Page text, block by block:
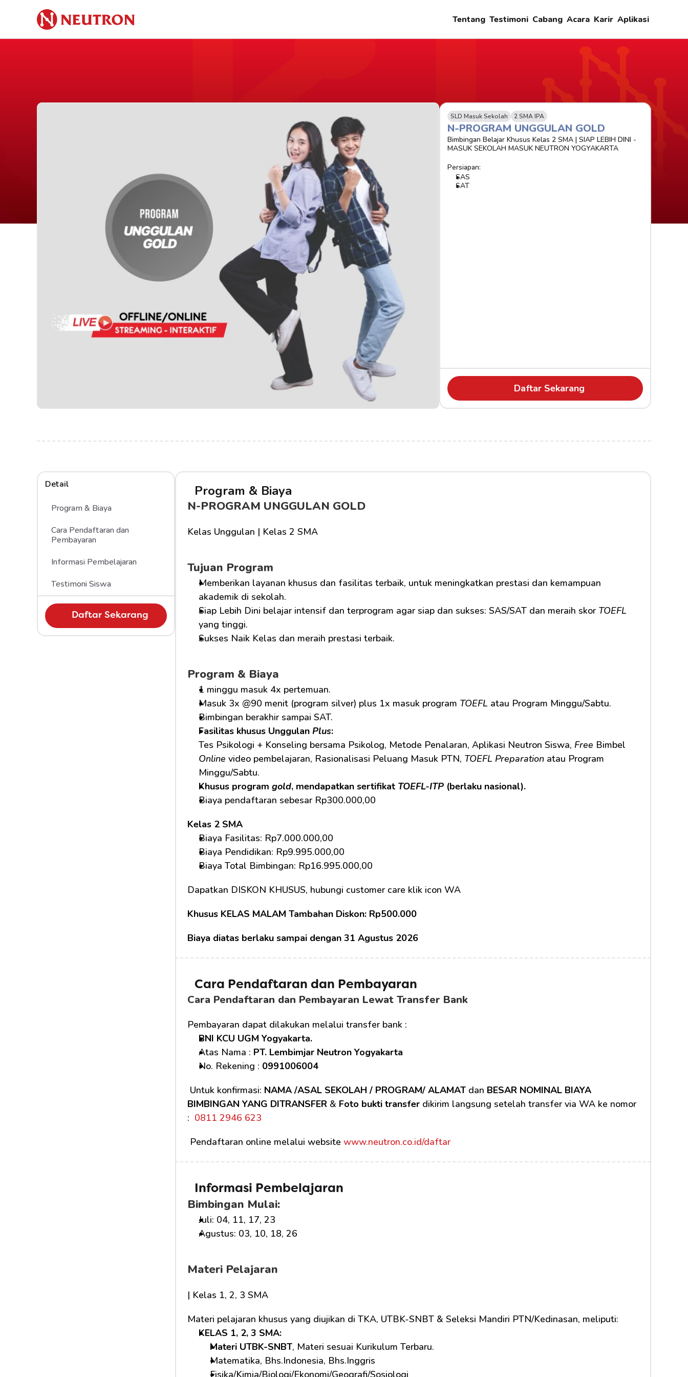
Tentang Testimoni Cabang Acara Karir Aplikasi
SLD Masuk Sekolah 2 SMA IPA
N-PROGRAM UNGGULAN GOLD
Bimbingan Belajar Khusus Kelas 2 SMA | SIAP LEBIH DINI -
MASUK SEKOLAH MASUK NEUTRON YOGYAKARTA
Persiapan:
SAS
SAT
Daftar Sekarang
Detail
Program & Biaya
Cara Pendaftaran dan
Pembayaran
Informasi Pembelajaran
Testimoni Siswa
Daftar Sekarang
Program & Biaya
N-PROGRAM UNGGULAN GOLD
Kelas Unggulan | Kelas 2 SMA
Tujuan Program
Memberikan layanan khusus dan fasilitas terbaik, untuk meningkatkan prestasi dan kemampuan
akademik di sekolah.
Siap Lebih Dini belajar intensif dan terprogram agar siap dan sukses: SAS/SAT dan meraih skor TOEFL
yang tinggi.
Sukses Naik Kelas dan meraih prestasi terbaik.
Program & Biaya
1 minggu masuk 4x pertemuan.
Masuk 3x @90 menit (program silver) plus 1x masuk program TOEFL atau Program Minggu/Sabtu.
Bimbingan berakhir sampai SAT.
Fasilitas khusus Unggulan Plus:
Tes Psikologi + Konseling bersama Psikolog, Metode Penalaran, Aplikasi Neutron Siswa, Free
Online video pembelajaran, Rasionalisasi Peluang Masuk PTN, TOEFL Preparation atau Program
Minggu/Sabtu.
Khusus program gold, mendapatkan sertifikat TOEFL-ITP (berlaku nasional).
Biaya pendaftaran sebesar Rp300.000,00
Kelas 2 SMA
Biaya Fasilitas: Rp7.000.000,00
Biaya Pendidikan: Rp9.995.000,00
Biaya Total Bimbingan: Rp16.995.000,00
Dapatkan DISKON KHUSUS, hubungi customer care klik icon WA
Khusus KELAS MALAM Tambahan Diskon: Rp500.000
Biaya diatas berlaku sampai dengan 31 Agustus 2026
Cara Pendaftaran dan Pembayaran
Cara Pendaftaran dan Pembayaran Lewat Transfer Bank
Pembayaran dapat dilakukan melalui transfer bank :
BNI KCU UGM Yogyakarta.
Atas Nama : PT. Lembimjar Neutron Yogyakarta
No. Rekening : 0991006004
Untuk konfirmasi: NAMA /ASAL SEKOLAH / PROGRAM/ ALAMAT dan BESAR NOMINAL BIAYA
BIMBINGAN YANG DITRANSFER & Foto bukti transfer dikirim langsung setelah transfer via WA ke nomor
: 0811 2946 623
Pendaftaran online melalui website www.neutron.co.id/daftar
Informasi Pembelajaran
Bimbingan Mulai:
Juli: 04, 11, 17, 23
Agustus: 03, 10, 18, 26
Materi Pelajaran
| Kelas 1, 2, 3 SMA
Materi pelajaran khusus yang diujikan di TKA, UTBK-SNBT & Seleksi Mandiri PTN/Kedinasan, meliputi:
KELAS 1, 2, 3 SMA:
Materi UTBK-SNBT, Materi sesuai Kurikulum Terbaru.
Matematika, Bhs.Indonesia, Bhs.Inggris
Fisika/Kimia/Biologi/Ekonomi/Geografi/Sosiologi